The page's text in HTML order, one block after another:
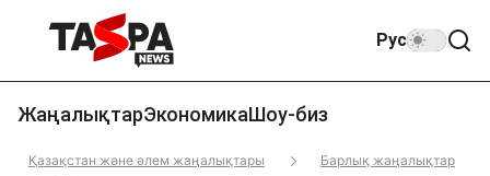
Рус
ЖаңалықтарЭкономикаШоу-биз
Қазақстан және әлем жаңалықтары
Барлық жаңалықтар